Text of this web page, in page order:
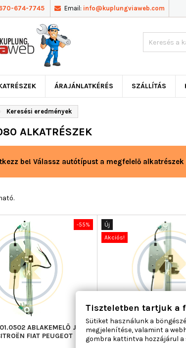
674-7745 Email: info@kuplungviaweb.com
ÁRAJÁNLATKÉRÉS SZÁLLÍTÁS
Keresési eredmények
ALKATRÉSZEK
be! Válassz autótípust a megfelelő
-55%
ABLAKEMELŐ JOBB
FIAT PEUGEOT
Új
Akciós!
AC ROLCAR 01.0506
ELSŐ CITROËN
Tiszteletben tartjuk a
Sütiket használunk a
megjelenítése, valamint a
gombra kattintva hozzájárul